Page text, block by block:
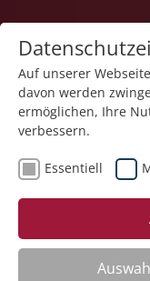
Auf unserer
davon werden
ermöglichen, Ihre
verbessern.
Essentiell